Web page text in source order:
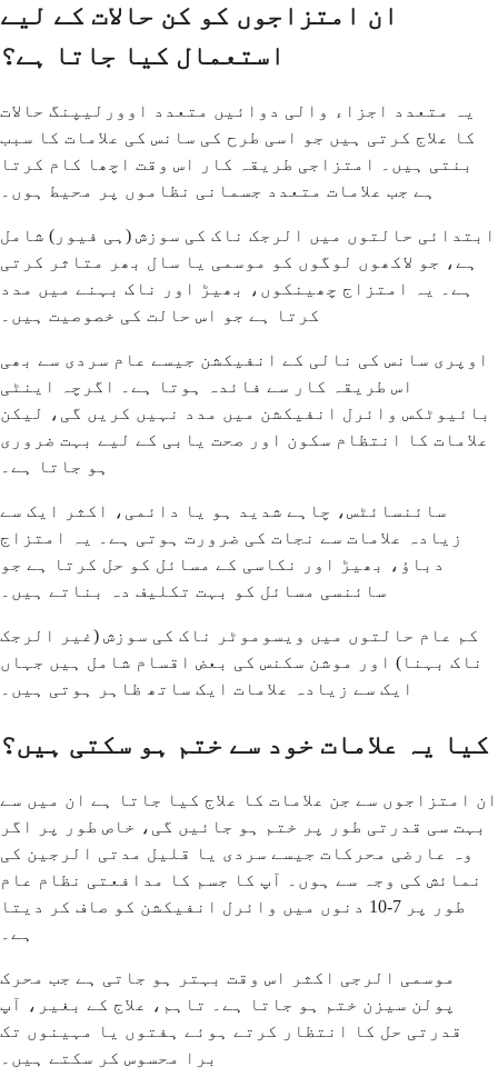
ان امتزاجوں کو کن حالات کے لیے
استعمال کیا جاتا ہے؟
یہ متعدد اجزاء والی دوائیں متعدد اوورلیپنگ حالات
کا علاج کرتی ہیں جو اسی طرح کی سانس کی علامات کا سبب
بنتی ہیں۔ امتزاجی طریقہ کار اس وقت اچھا کام کرتا
ہے جب علامات متعدد جسمانی نظاموں پر محیط ہوں۔
ابتدائی حالتوں میں الرجک ناک کی سوزش (ہی فیور) شامل
ہے، جو لاکھوں لوگوں کو موسمی یا سال بھر متاثر کرتی
ہے۔ یہ امتزاج چھینکوں، بھیڑ اور ناک بہنے میں مدد
کرتا ہے جو اس حالت کی خصوصیت ہیں۔
اوپری سانس کی نالی کے انفیکشن جیسے عام سردی سے بھی
اس طریقہ کار سے فائدہ ہوتا ہے۔ اگرچہ اینٹی
بائیوٹکس وائرل انفیکشن میں مدد نہیں کریں گی، لیکن
علامات کا انتظام سکون اور صحت یابی کے لیے بہت ضروری
ہو جاتا ہے۔
سائنسائٹس، چاہے شدید ہو یا دائمی، اکثر ایک سے
زیادہ علامات سے نجات کی ضرورت ہوتی ہے۔ یہ امتزاج
دباؤ، بھیڑ اور نکاسی کے مسائل کو حل کرتا ہے جو
سائنسی مسائل کو بہت تکلیف دہ بناتے ہیں۔
کم عام حالتوں میں ویسوموٹر ناک کی سوزش (غیر الرجک
ناک بہنا) اور موشن سکنس کی بعض اقسام شامل ہیں جہاں
ایک سے زیادہ علامات ایک ساتھ ظاہر ہوتی ہیں۔
کیا یہ علامات خود سے ختم ہو سکتی ہیں؟
ان امتزاجوں سے جن علامات کا علاج کیا جاتا ہے ان میں سے
بہت سی قدرتی طور پر ختم ہو جائیں گی، خاص طور پر اگر
وہ عارضی محرکات جیسے سردی یا قلیل مدتی الرجین کی
نمائش کی وجہ سے ہوں۔ آپ کا جسم کا مدافعتی نظام عام
طور پر 7-10 دنوں میں وائرل انفیکشن کو صاف کر دیتا
ہے۔
موسمی الرجی اکثر اس وقت بہتر ہو جاتی ہے جب محرک
پولن سیزن ختم ہو جاتا ہے۔ تاہم، علاج کے بغیر، آپ
قدرتی حل کا انتظار کرتے ہوئے ہفتوں یا مہینوں تک
برا محسوس کر سکتے ہیں۔